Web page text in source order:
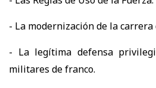
- La modernización de la carrera
- La legítima defensa
militares de franco.